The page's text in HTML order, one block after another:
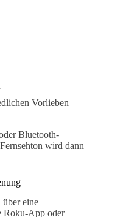
Vorlieben
Bluetooth-
wird dann
eine
Roku-App oder